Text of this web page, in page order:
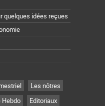
quelques idées reçues
Les nôtres
Hebdo
Editoriaux